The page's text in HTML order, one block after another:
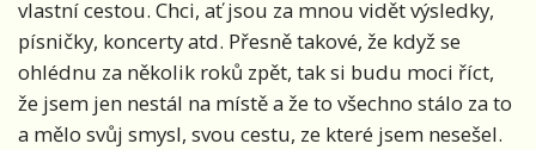
vlastní cestou. Chci, ať jsou za mnou vidět výsledky,
písničky, koncerty atd. Přesně takové, že když se
ohlédnu za několik roků zpět, tak si budu moci říct,
že jsem jen nestál na místě a že to všechno stálo za to
a mělo svůj smysl, svou cestu, ze které jsem nesešel.